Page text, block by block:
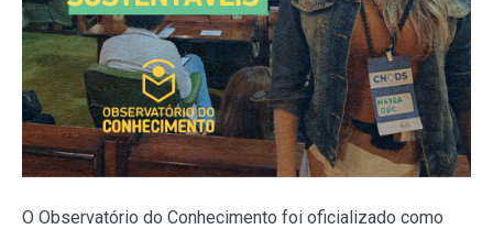
O Observatório do Conhecimento foi oficializado como